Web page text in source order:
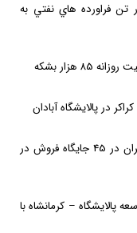
فروش 25 هزار تن فراورده هاي نفتي به
هزار بشكه
در پالايشگاه آبادان
عرضه بنزين سوپر پالايشگاه تهران در 45 جايگاه فروش در
پالايشگاه – كرمانشاه با